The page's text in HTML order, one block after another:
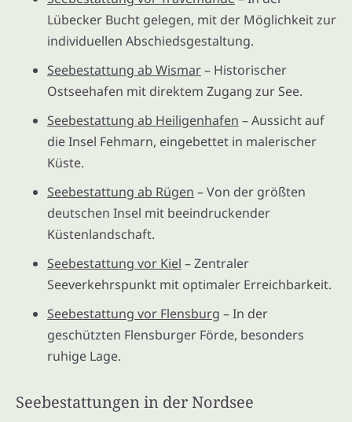
Lübecker Bucht gelegen, mit der Möglichkeit zur
individuellen Abschiedsgestaltung.
Seebestattung ab Wismar– Historischer
Ostseehafen mit direktem Zugang zur See.
Seebestattung ab Heiligenhafen – Aussicht auf
die Insel Fehmarn, eingebettet in malerischer
Küste.
Seebestattung ab Rügen – Von der größten
deutschen Insel mit beeindruckender
Küstenlandschaft.
Seebestattung vor Kiel – Zentraler
Seeverkehrspunkt mit optimaler Erreichbarkeit.
Seebestattung vor Flensburg – In der
geschützten Flensburger Förde, besonders
ruhige Lage.
Seebestattungen in der Nordsee